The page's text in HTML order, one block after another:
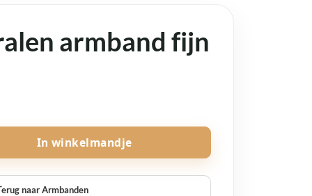
armband fijn
In winkelmandje
naar Armbanden